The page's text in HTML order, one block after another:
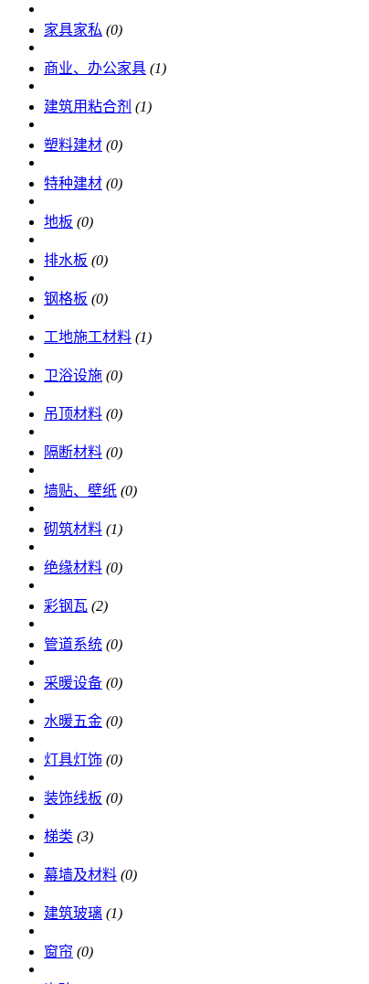
家具家私 (0)
商业、办公家具 (1)
建筑用粘合剂 (1)
塑料建材 (0)
特种建材 (0)
地板 (0)
排水板 (0)
钢格板 (0)
工地施工材料 (1)
卫浴设施 (0)
吊顶材料 (0)
隔断材料 (0)
墙贴、壁纸 (0)
砌筑材料 (1)
绝缘材料 (0)
彩钢瓦 (2)
管道系统 (0)
采暖设备 (0)
水暖五金 (0)
灯具灯饰 (0)
装饰线板 (0)
梯类 (3)
幕墙及材料 (0)
建筑玻璃 (1)
窗帘 (0)